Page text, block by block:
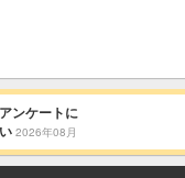
ンケートに
2026年08月